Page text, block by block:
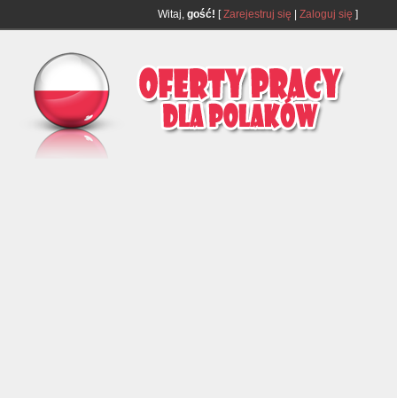
Witaj, gość! [Zarejestruj się Zaloguj się ]